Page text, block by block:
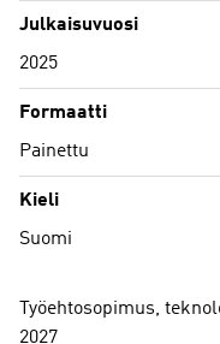
Julkaisuvuosi
2025
Formaatti
Painettu
Kieli
Suomi
Työehtosopimus,
2027